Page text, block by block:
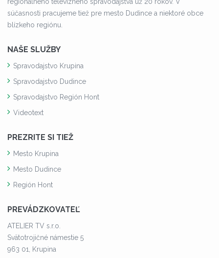
súčasnosti pracujeme tiež pre mesto Dudince a niektoré obce
blízkeho regiónu.
NAŠE SLUŽBY
Spravodajstvo Krupina
Spravodajstvo Dudince
Spravodajstvo Región Hont
Videotext
PREZRITE SI TIEŽ
Mesto Krupina
Mesto Dudince
Región Hont
PREVÁDZKOVATEĽ
ATELIER TV s.r.o.
Svätotrojičné námestie 5
963 01, Krupina